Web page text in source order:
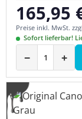
Regulärer
165,95
Preise inkl. MwSt.
Sofort lieferbar!
− +